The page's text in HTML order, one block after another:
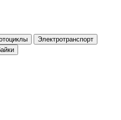
Электротранспорт